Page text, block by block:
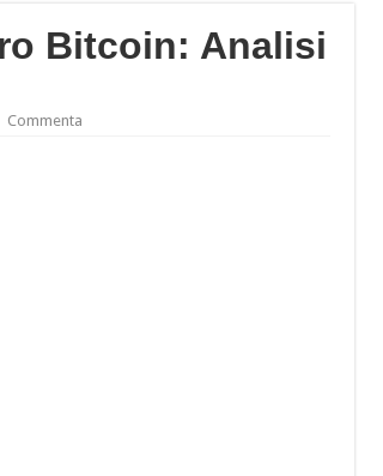
Bitcoin: Analisi
Commenta